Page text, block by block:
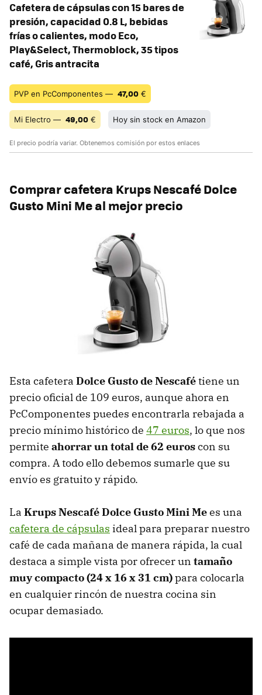
Cafetera de cápsulas con 15 bares de
presión, capacidad 0.8 L, bebidas
frías o calientes, modo Eco,
Play&Select, Thermoblock, 35 tipos
café, Gris antracita
PVP en PcComponentes — 47,00 €
Mi Electro — 49,00 € Hoy sin stock en Amazon
El precio podría variar. Obtenemos comisión por estos enlaces
Comprar cafetera KrupsNescafé Dolce
Gusto MiniMe al mejor precio
Esta cafetera Dolce Gusto de Nescafétiene un
precio oficial de 109 euros, aunque ahora en
PcComponentes puedes encontrarla rebajada a
precio mínimo histórico de 47 euros, lo que nos
permite ahorrar un total de 62 euroscon su
compra. A todo ello debemos sumarle que su
envío es gratuito y rápido.
La Krups Nescafé Dolce Gusto Mini Mees una
cafetera de cápsulas ideal para preparar nuestro
café de cada mañana de manera rápida, la cual
destaca a simple vista por ofrecer un tamaño
muy compacto (24 x 16 x 31 cm)para colocarla
en cualquier rincón de nuestra cocina sin
ocupar demasiado.